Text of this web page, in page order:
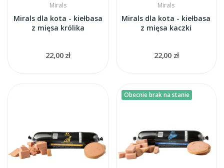
Mirals
Mirals dla kota - kiełbasa
z mięsa królika
22,00 zł
Mirals
Mirals dla kota - kiełbasa
z mięsa kaczki
22,00 zł
Obecnie brak na stanie